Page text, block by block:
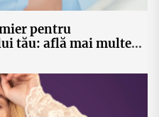
pentru
tău: află mai multe